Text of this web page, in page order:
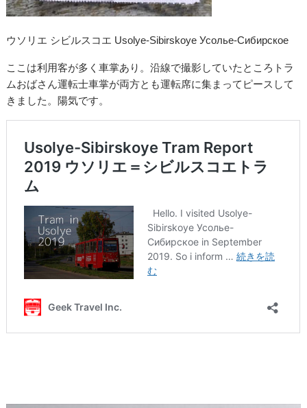
ウソリエ シビルスコエ Usolye-Sibirskoye Усолье-Сибирское
ここは利用客が多く車掌あり。沿線で撮影していたところトラ
ムおばさん運転士車掌が両方とも運転席に集まってピースして
きました。陽気です。